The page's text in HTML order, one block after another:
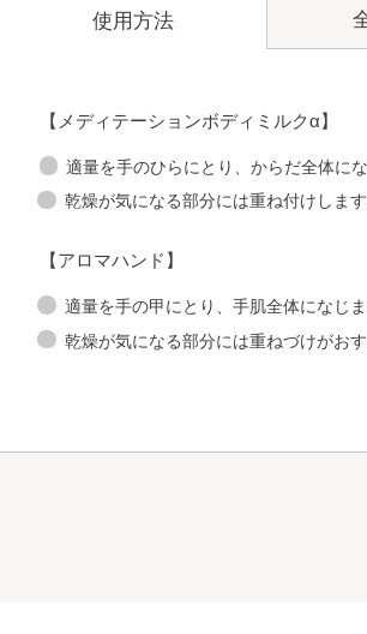
使用方法
【メディテーションボディミルクα】
適量を手のひらにとり、からだ全体にな
乾燥が気になる部分には重ね付けします
【アロマハンド】
適量を手の甲にとり、手肌全体になじま
乾燥が気になる部分には重ねづけがおす